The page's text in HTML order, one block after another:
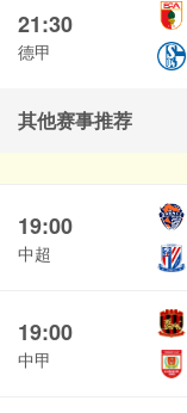
21:30
德甲
其他赛事推荐
19:00
中超
19:00
中甲